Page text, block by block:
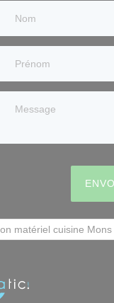
matériel cuisine Mons